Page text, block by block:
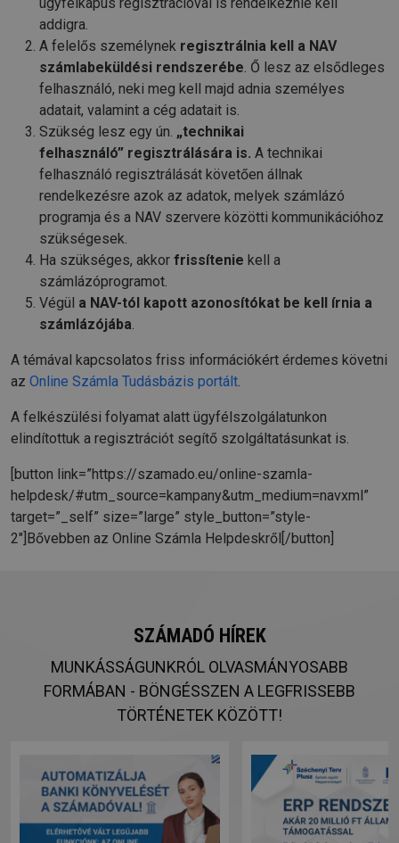
addigra.
A felelős személynek regisztrálnia kell a NAV
számlabeküldési rendszerébe. Ő lesz az elsődleges
felhasználó, neki meg kell majd adnia személyes
adatait, valamint a cég adatait is.
Szükség lesz egy ún. „technikai
felhasználó” regisztrálására is. A technikai
felhasználó regisztrálását követően állnak
rendelkezésre azok az adatok, melyek számlázó
programja és a NAV szervere közötti kommunikációhoz
szükségesek.
Ha szükséges, akkor frissítenie kell a
számlázóprogramot.
Végül a NAV-tól kapott azonosítókat be kell írnia a
számlázójába.
A témával kapcsolatos friss információkért érdemes követni
az Online Számla Tudásbázis portált.
A felkészülési folyamat alatt ügyfélszolgálatunkon
elindítottuk a regisztrációt segítő szolgáltatásunkat is.
[button link=”https://szamado.eu/online-szamla-
helpdesk/#utm_source=kampany&utm_medium=navxml”
target=”_self” size=”large” style_button=”style-
2″]Bővebben az Online Számla Helpdeskről[/button]
SZÁMADÓ HÍREK
MUNKÁSSÁGUNKRÓL OLVASMÁNYOSABB
FORMÁBAN - BÖNGÉSSZEN A LEGFRISSEBB
TÖRTÉNETEK KÖZÖTT!